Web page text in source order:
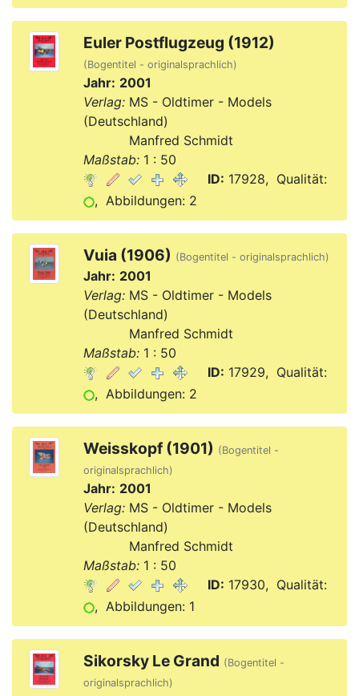
Euler Postflugzeug (1912)
(Bogentitel - originalsprachlich)
Jahr: 2001
Verlag:MS - Oldtimer - Models
(Deutschland)
Manfred Schmidt
Maßstab:1 : 50
ID: 17928, Qualität:
, Abbildungen: 2
Vuia (1906) (Bogentitel - originalsprachlich)
Jahr: 2001
Verlag:MS - Oldtimer - Models
(Deutschland)
Manfred Schmidt
Maßstab:1 : 50
ID: 17929, Qualität:
, Abbildungen: 2
Weisskopf (1901) (Bogentitel -
originalsprachlich)
Jahr: 2001
Verlag:MS - Oldtimer - Models
(Deutschland)
Manfred Schmidt
Maßstab:1 : 50
ID: 17930, Qualität:
, Abbildungen: 1
Sikorsky Le Grand (Bogentitel -
originalsprachlich)